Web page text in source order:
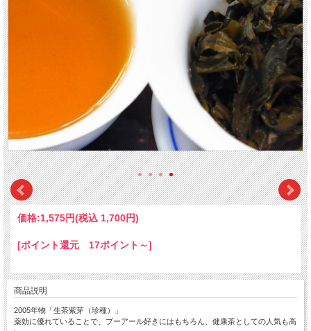
価格:1,575円(税込 1,700円)
[ポイント還元 17ポイント～]
商品説明
2005年物「生茶紫芽（珍種）」
薬効に優れていることで、プーアール好きにはもちろん、健康茶としての人気も高